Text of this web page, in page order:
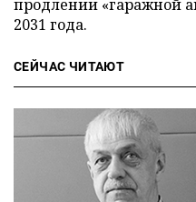
продлении «гаражной
2031 года.
СЕЙЧАС ЧИТАЮТ